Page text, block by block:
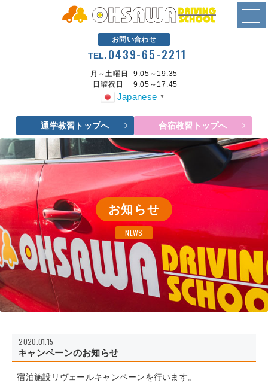
お問い合わせ
TEL. 0439-65-2211
月～土曜日
9:05～19:35
日曜祝日
9:05～17:45
Japanese ▼
通学教習トップへ 合宿教習トップへ
お知らせ
NEWS
2020.01.15
キャンペーンのお知らせ
宿泊施設リヴェールキャンペーンを行います。